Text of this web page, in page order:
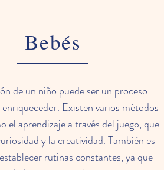
Bebés
de un niño puede ser un proceso
Existen varios métodos
el aprendizaje a través del juego, que
y la creatividad. También es
rutinas constantes, ya que